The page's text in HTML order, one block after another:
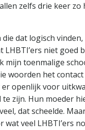
zelfs drie keer zo
die dat logisch
LHBTI’ers niet goed
mijn toenmalige
woorden het
openlijk voor
zijn. Hun moeder
dat scheelde.
veel LHBTI’ers